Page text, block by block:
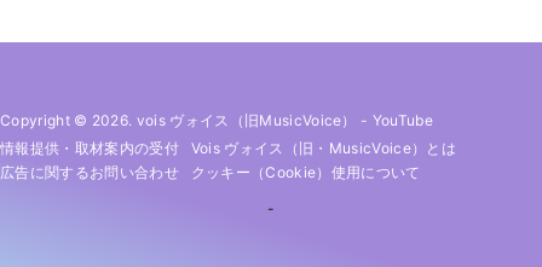
Copyright © 2026. vois ヴォイス（旧MusicVoice） - YouTube
情報提供・取材案内の受付
Vois ヴォイス（旧・MusicVoice）とは
広告に関するお問い合わせ
クッキー（cookie）使用について
-